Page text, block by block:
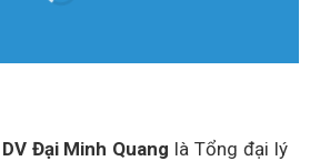
Đại Minh Quang là Tổng đại lý